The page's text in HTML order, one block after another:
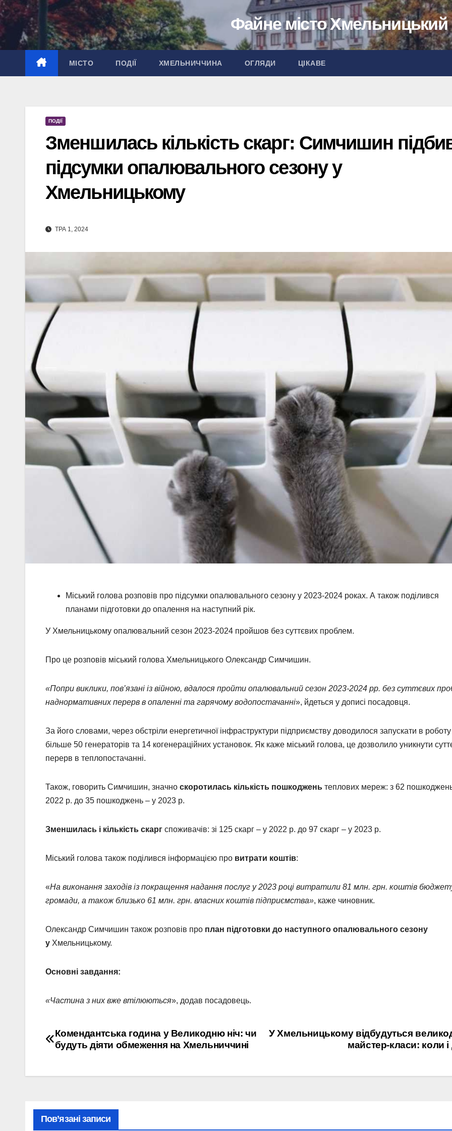
Перейти
вмісту
Файне місто Хмельницький
МІСТО ПОДІЇ ХМЕЛЬНИЧЧИНА ОГЛЯДИ ЦІКАВЕ
ПОДІЇ
Зменшилась кількість скарг: Симчишин
підсумки опалювального сезону у
Хмельницькому
ТРА 1, 2024
Міський голова розповів про підсумки опалювального сезону у 2023-2024 роках. А також поділився
планами підготовки до опалення на наступний рік.
У Хмельницькому опалювальний сезон 2023-2024 пройшов без суттєвих проблем.
Про це розповів міський голова Хмельницького Олександр Симчишин.
«Попри виклики, пов’язані із війною, вдалося пройти опалювальний сезон 2023-2024 рр. без суттєвих
наднормативних перерв в опаленні та гарячому водопостачанні», йдеться у дописі посадовця.
За його словами, через обстріли енергетичної інфраструктури підприємству доводилося запускати в роботу
більше 50 генераторів та 14 когенераційних установок. Як каже міський голова, це дозволило уникнути
перерв в теплопостачанні.
Також, говорить Симчишин, значно скоротилась кількість пошкоджень теплових мереж: з 62
2022 р. до 35 пошкоджень – у 2023 р.
Зменшилась і кількість скарг споживачів: зі 125 скарг – у 2022 р. до 97 скарг – у 2023 р.
Міський голова також поділився інформацією про витрати коштів:
«На виконання заходів із покращення надання послуг у 2023 році витратили 81 млн. грн. коштів
громади, а також близько 61 млн. грн. власних коштів підприємства», каже чиновник.
Олександр Симчишин також розповів про план підготовки до наступного опалювального сезону
у Хмельницькому.
Основні завдання:
«Частина з них вже втілюються», додав посадовець.
Навігація
У Хмельницькому відбудуться
майстер-класи: коли і
Комендантська година у Великодню ніч: чи
будуть діяти обмеження на Хмельниччині
Пов’язані записи